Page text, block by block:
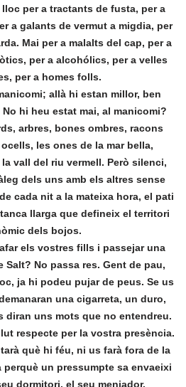
per a tractants de fusta, per a
a galants de vermut a migdia, per
Mai per a malalts del cap, per a
per a alcohólics, per a velles
per a homes folls.
allà hi estan millor, ben
hi heu estat mai, al manicomi?
arbres, bones ombres, racons
les ones de la mar bella,
vall del riu vermell. Però silenci,
dels uns amb els altres sense
cada nit a la mateixa hora, el pati
llarga que defineix el territori
dels bojos.
els vostres fills i passejar una
Salt? No passa res. Gent de pau,
ja hi podeu pujar de peus. Se us
una cigarreta, un duro,
diran uns mots que no entendreu.
respecte per la vostra presència.
què hi féu, ni us farà fora de la
perquè un pressumpte sa envaeixi
dormitori, el seu menjador.